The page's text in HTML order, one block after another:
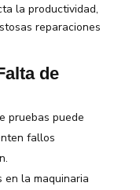
la productividad,
reparaciones
de
pruebas puede
fallos
en la maquinaria